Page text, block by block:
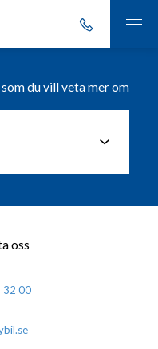
du vill veta mer om
oss
32 00
oss
oss
40
oss
86 00